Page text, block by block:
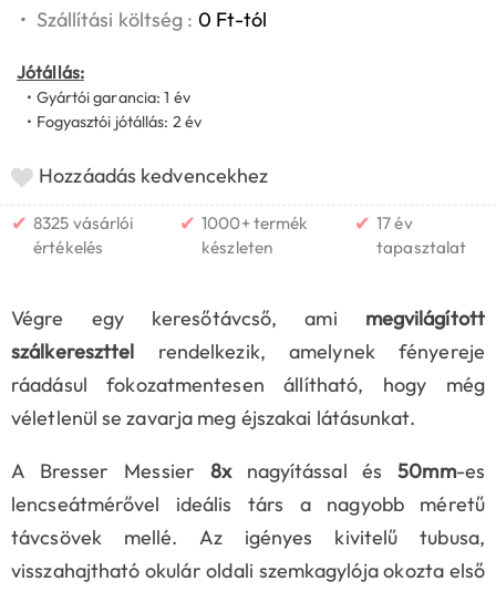
• Szállítási költség : 0 Ft-tól
Jótállás:
• Gyártói garancia: 1 év
• Fogyasztói jótállás: 2 év
Hozzáadás kedvencekhez
✔ 8325 vásárlói
értékelés
✔ 1000+ termék
készleten
✔ 17 év
tapasztalat
Végre egy keresőtávcső, ami megvilágított
szálkereszttel rendelkezik, amelynek fényereje
ráadásul fokozatmentesen állítható, hogy még
véletlenül se zavarja meg éjszakai látásunkat.
A Bresser Messier 8xnagyítással és50mm-es
lencseátmérővel ideális társ a nagyobb méretű
távcsövek mellé. Az igényes kivitelű tubusa,
visszahajtható okulár oldali szemkagylója okozta első